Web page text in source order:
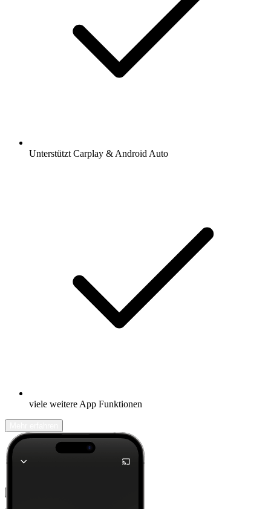
Unterstützt Carplay & Android Auto
viele weitere App Funktionen